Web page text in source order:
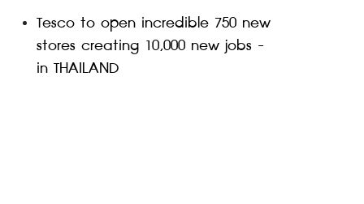
Tesco to open incredible 750 new
stores creating 10,000 new jobs -
in THAILAND